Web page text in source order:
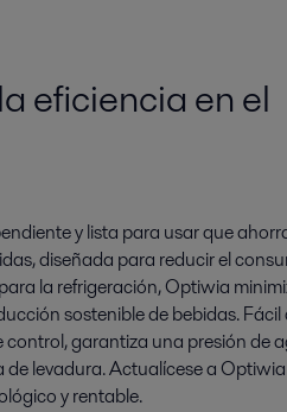
eficiencia en el
y lista para usar que
diseñada para reducir el
la refrigeración, Optiwia
sostenible de bebidas. Fácil
control, garantiza una presión de
de levadura. Actualícese a Optiwia
y rentable.